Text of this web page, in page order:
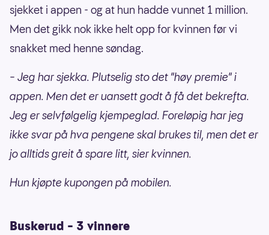
sjekket i appen - og at hun hadde vunnet 1 million.
Men det gikk nok ikke helt opp for kvinnen før vi
snakket med henne søndag.
– Jeg har sjekka. Plutselig sto det "høy premie" i
appen. Men det er uansett godt å få det bekrefta.
Jeg er selvfølgelig kjempeglad. Foreløpig har jeg
ikke svar på hva pengene skal brukes til, men det er
jo alltids greit å spare litt, sier kvinnen.
Hun kjøpte kupongen på mobilen.
Buskerud – 3 vinnere